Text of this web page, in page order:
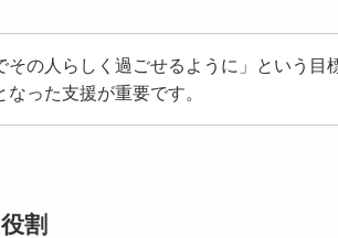
その人らしく過ごせるように」という目
なった支援が重要です。
割